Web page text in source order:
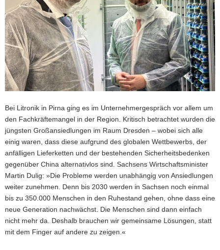
Bei Litronik in Pirna ging es im Unternehmergespräch vor allem um
den Fachkräftemangel in der Region. Kritisch betrachtet wurden die
jüngsten Großansiedlungen im Raum Dresden – wobei sich alle
einig waren, dass diese aufgrund des globalen Wettbewerbs, der
anfälligen Lieferketten und der bestehenden Sicherheitsbedenken
gegenüber China alternativlos sind. Sachsens Wirtschaftsminister
Martin Dulig: »Die Probleme werden unabhängig von Ansiedlungen
weiter zunehmen. Denn bis 2030 werden in Sachsen noch einmal
bis zu 350.000 Menschen in den Ruhestand gehen, ohne dass eine
neue Generation nachwächst. Die Menschen sind dann einfach
nicht mehr da. Deshalb brauchen wir gemeinsame Lösungen, statt
mit dem Finger auf andere zu zeigen.«